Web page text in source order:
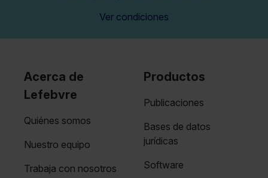
Ver condiciones
Acerca de
Lefebvre
Quiénes somos
Nuestro equipo
Trabaja con nosotros
Productos
Publicaciones
Bases de datos
jurídicas
Software